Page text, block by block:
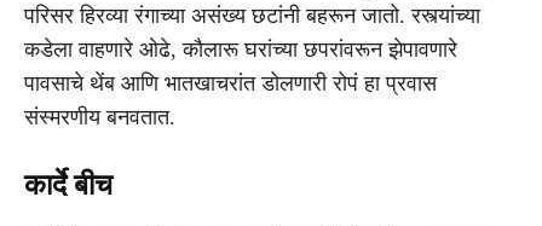
परिसर हिरव्या रंगाच्या असंख्य छटांनी बहरून जातो. रस्त्यांच्या
कडेला वाहणारे ओढे, कौलारू घरांच्या छपरांवरून झेपावणारे
पावसाचे थेंब आणि भातखाचरांत डोलणारी रोपं हा प्रवास
संस्मरणीय बनवतात.
कार्दे बीच